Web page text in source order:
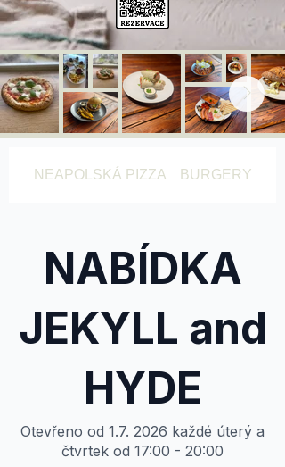
NEAPOLSKÁ PIZZA BURGERY
NABÍDKA
JEKYLL and
HYDE
Otevřeno od 1.7. 2026 každé úterý a
čtvrtek od 17:00 - 20:00